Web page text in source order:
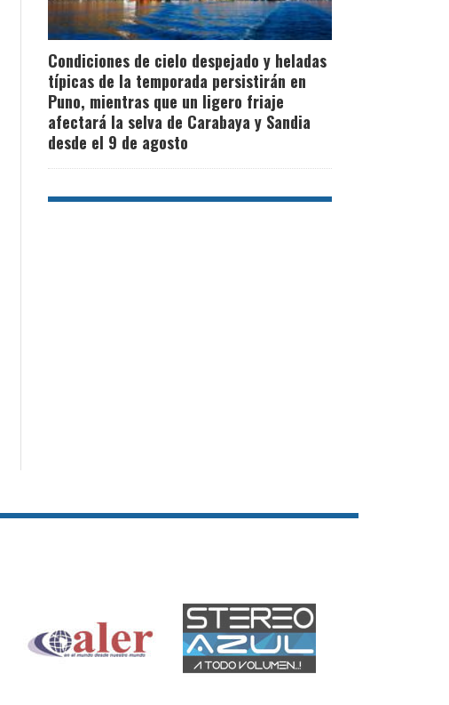
Condiciones de cielo despejado y heladas
típicas de la temporada persistirán en
Puno, mientras que un ligero friaje
afectará la selva de Carabaya y Sandia
desde el 9 de agosto